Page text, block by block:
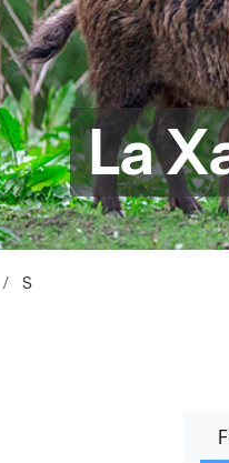
La
S